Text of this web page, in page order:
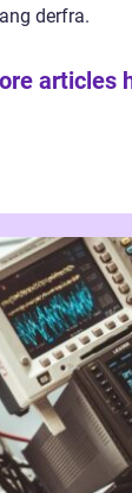
derfra.
articles